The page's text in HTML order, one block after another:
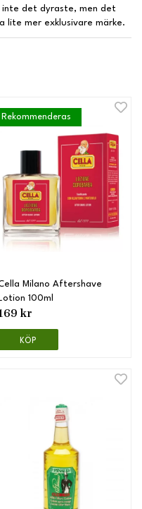
inte det dyraste, men det
lite mer exklusivare märke.
Rekommenderas
Milano Aftershave
Lotion 100ml
kr
KÖP